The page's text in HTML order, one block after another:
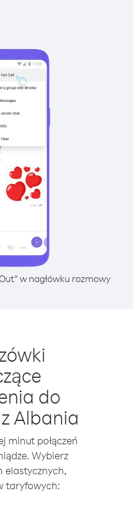
w nagłówku rozmowy
do
Albania
minut połączeń
Wybierz
elastycznych,
taryfowych: